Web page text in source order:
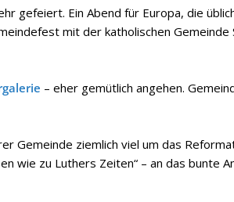
gefeiert. Ein Abend für Europa, die
mit der katholischen Gemeinde
– eher gemütlich angehen.
Gemeinde ziemlich viel um das
wie zu Luthers Zeiten“ – an das bunte